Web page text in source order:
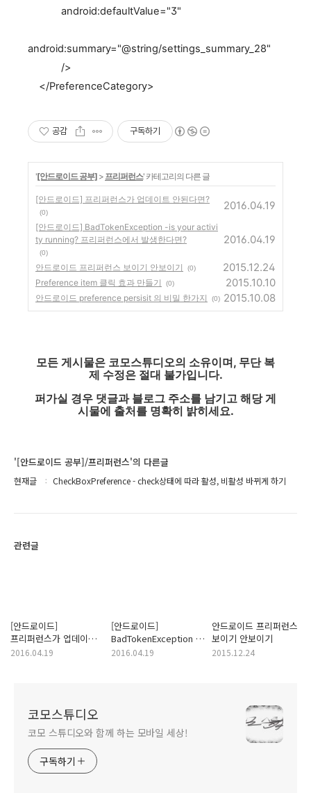
android:defaultValue="3"
android:summary="@string/settings_summary_28"
/>
</PreferenceCategory>
공감 구독하기
'[안드로이드 공부] > 프리퍼런스' 카테고리의 다른 글
[안드로이드] 프리퍼런스가 업데이트 안된다면?
(0)
2016.04.19
[안드로이드] BadTokenException -is your activi
ty running? 프리퍼런스에서 발생한다면?
(0)
2016.04.19
안드로이드 프리퍼런스 보이기 안보이기 (0) 2015.12.24
Preference item 클릭 효과 만들기 (0) 2015.10.10
안드로이드 preference persisit 의 비밀 한가지 (0) 2015.10.08
모든 게시물은 코모스튜디오의 소유이며, 무단 복
제 수정은 절대 불가입니다.
퍼가실 경우 댓글과 블로그 주소를 남기고 해당 게
시물에 출처를 명확히 밝히세요.
'[안드로이드 공부]/프리퍼런스'의 다른글
현재글 CheckBoxPreference - check상태에 따라 활성, 비활성 바뀌게 하기
관련글
[안드로이드]
프리퍼런스가 업데이트
안된다면?
2016.04.19
[안드로이드]
BadTokenException -
is your activity
2016.04.19
안드로이드 프리퍼런스
보이기 안보이기
2015.12.24
코모스튜디오
코모 스튜디오와 함께 하는 모바일 세상!
구독하기